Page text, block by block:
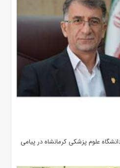
علوم پزشکی کرمانشاه در پیامی